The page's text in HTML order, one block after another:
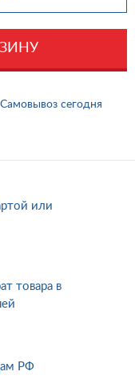
Самовывоз сегодня
или
товара в
РФ